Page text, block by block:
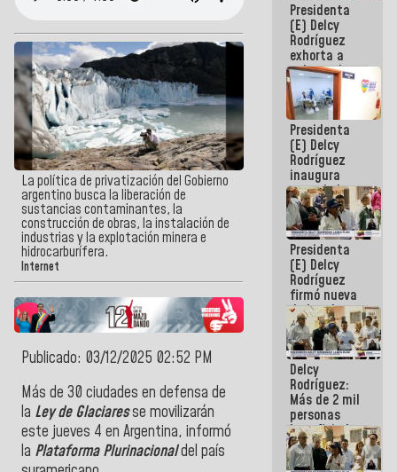
La política de privatización del Gobierno
argentino busca la liberación de
sustancias contaminantes, la
construcción de obras, la instalación de
industrias y la explotación minera e
hidrocarburífera.
Internet
Publicado: 03/12/2025 02:52 PM
Más de 30 ciudades en defensa de
la Ley de Glaciaresse movilizarán
este jueves 4 en Argentina, informó
la Plataforma Plurinacionaldel país
Presidenta
(E) Delcy
Rodríguez
exhorta a
gobernadores
y alcaldes a
edificar
casas para
abuelos
Presidenta
(E) Delcy
Rodríguez
inaugura
casa de los
Abuelos
Primavera
en Caracas
Presidenta
(E) Delcy
Rodríguez
firmó nueva
de Ley de
Arrendamiento
aprobada
por la AN
Delcy
Rodríguez:
Más de 2 mil
personas
beneficiadas
con planes
para